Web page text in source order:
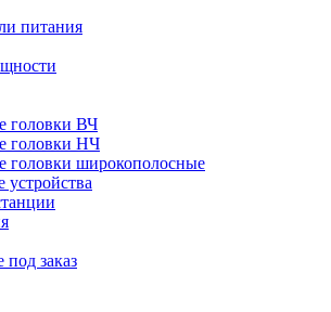
питания
головки ВЧ
головки НЧ
головки широкополосные
устройства
заказ